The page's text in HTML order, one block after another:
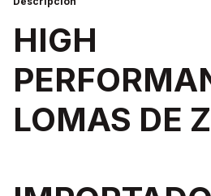
HIGH
LOMAS DE